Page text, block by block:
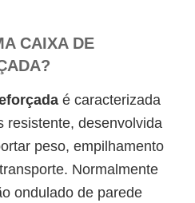
CAIXA DE
é caracterizada
resistente, desenvolvida
peso, empilhamento
Normalmente
ondulado de parede